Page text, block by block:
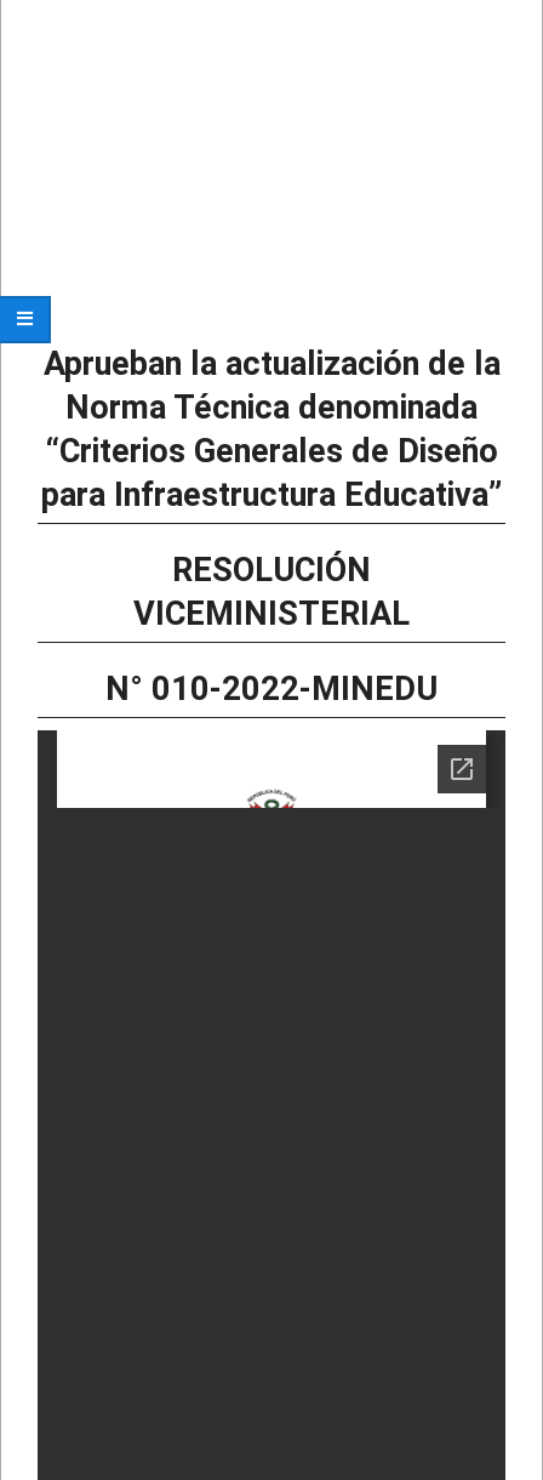
Aprueban la actualización de la
Norma Técnica denominada
“Criterios Generales de Diseño
para Infraestructura Educativa”
RESOLUCIÓN
VICEMINISTERIAL
N° 010-2022-MINEDU